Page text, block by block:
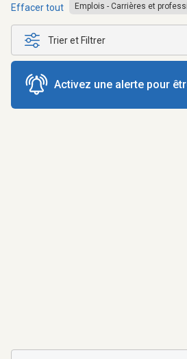
Effacer tout Emplois - Carrières et
Trier et Filtrer
Activez une alerte pour